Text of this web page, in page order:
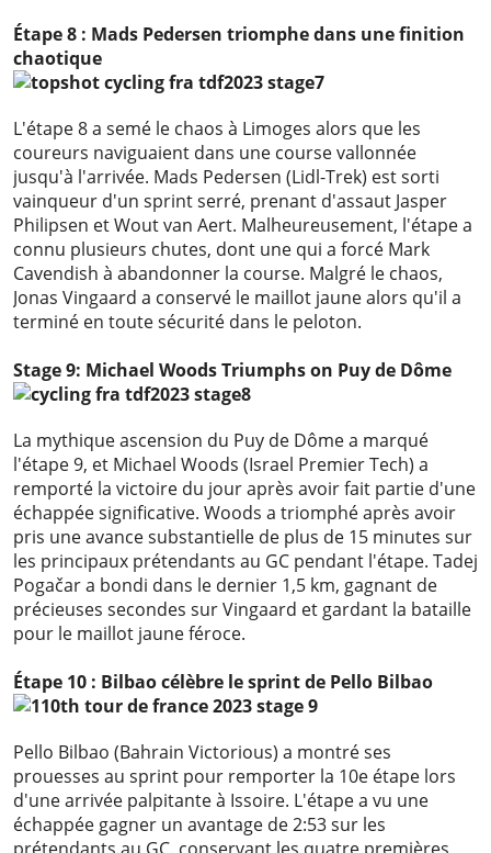
Étape 8 : Mads Pedersen triomphe dans une finition
chaotique
L'étape 8 a semé le chaos à Limoges alors que les
coureurs naviguaient dans une course vallonnée
jusqu'à l'arrivée. Mads Pedersen (Lidl-Trek) est sorti
vainqueur d'un sprint serré, prenant d'assaut Jasper
Philipsen et Wout van Aert. Malheureusement, l'étape a
connu plusieurs chutes, dont une qui a forcé Mark
Cavendish à abandonner la course. Malgré le chaos,
Jonas Vingaard a conservé le maillot jaune alors qu'il a
terminé en toute sécurité dans le peloton.
Stage 9: Michael Woods Triumphs on Puy de Dôme
La mythique ascension du Puy de Dôme a marqué
l'étape 9, et Michael Woods (Israel Premier Tech) a
remporté la victoire du jour après avoir fait partie d'une
échappée significative. Woods a triomphé après avoir
pris une avance substantielle de plus de 15 minutes sur
les principaux prétendants au GC pendant l'étape. Tadej
Pogačar a bondi dans le dernier 1,5 km, gagnant de
précieuses secondes sur Vingaard et gardant la bataille
pour le maillot jaune féroce.
Étape 10 : Bilbao célèbre le sprint de Pello Bilbao
Pello Bilbao (Bahrain Victorious) a montré ses
prouesses au sprint pour remporter la 10e étape lors
d'une arrivée palpitante à Issoire. L'étape a vu une
échappée gagner un avantage de 2:53 sur les